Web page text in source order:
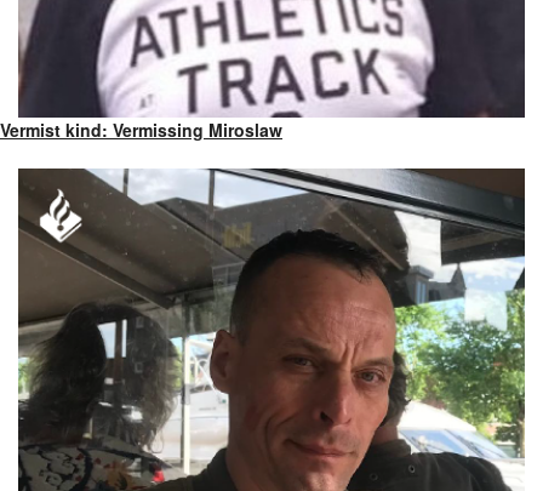
Vermist kind: Vermissing Miroslaw